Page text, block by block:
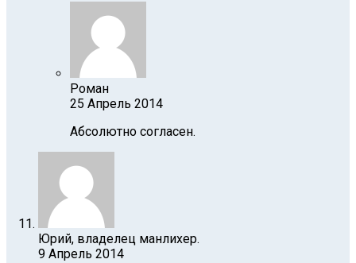
Роман
25 Апрель 2014
Абсолютно согласен.
Юрий, владелец манлихер.
9 Апрель 2014